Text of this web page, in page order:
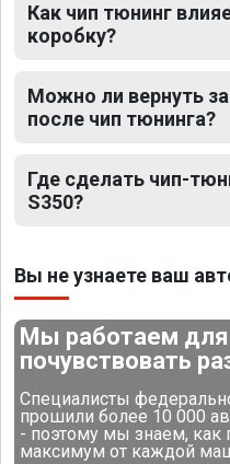
Как чип тюнинг
коробку?
Можно ли вернуть
после чип тюнинга?
Где сделать чип-
S350?
Вы не узнаете ваш
Мы работаем
почувствовать
Специалисты
прошили более 10 000
- поэтому мы знаем, как
максимум от каждой